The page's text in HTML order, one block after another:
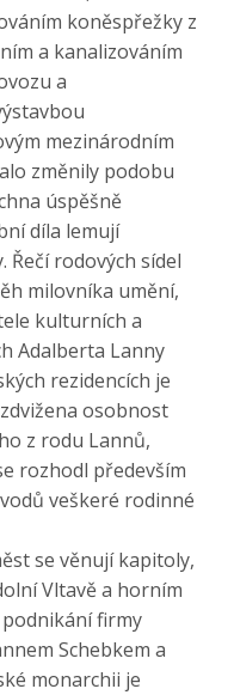
koněspřežky z
a kanalizováním
a
mezinárodním
změnily podobu
úspěšně
díla lemují
rodových sídel
milovníka umění,
kulturních a
Adalberta Lanny
rezidencích je
osobnost
z rodu Lannů,
rozhodl především
veškeré rodinné
se věnují kapitoly,
Vltavě a horním
podnikání firmy
Schebkem a
monarchii je